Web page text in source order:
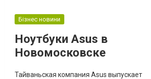
Бізнес новини
Ноутбуки Asus в
Новомосковске
Тайваньская компания Asus выпускает